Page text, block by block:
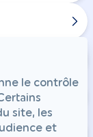
le contrôle
site, les
et